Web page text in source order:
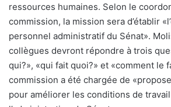
ressources humaines. Selon le
commission, la mission sera d’établir
personnel administratif du Sénat».
collègues devront répondre à trois
qui?», «qui fait quoi?» et «comment le
commission a été chargée de
pour améliorer les conditions de